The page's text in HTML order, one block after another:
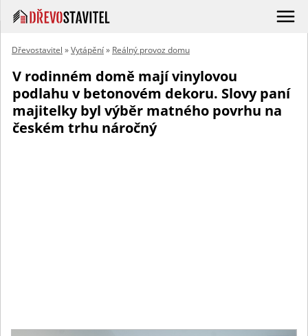
Dřevostavitel »Vytápění» Reálný provoz domu
V rodinném domě mají vinylovou
podlahu v betonovém dekoru. Slovy paní
majitelky byl výběr matného povrhu na
českém trhu náročný